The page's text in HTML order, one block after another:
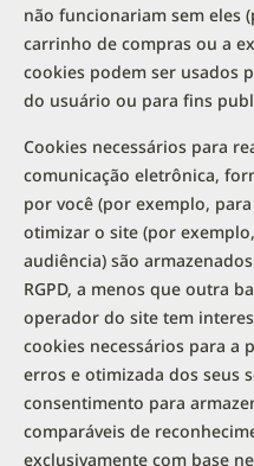
não funcionariam sem eles
carrinho de compras ou a
cookies podem ser usados
do usuário ou para fins
Cookies necessários para
comunicação eletrônica,
por você (por exemplo,
otimizar o site (por
audiência) são
RGPD, a menos que outra
operador do site tem
cookies necessários para a
erros e otimizada dos seus
consentimento para
comparáveis de
exclusivamente com base